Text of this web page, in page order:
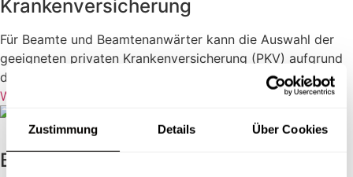
Zustimmung Details Über Cookies
Krankenversicherung
Für Beamte und Beamtenanwärter kann die Auswahl der
geeigneten privaten Krankenversicherung (PKV) aufgrund
der Vielzahl an angebotenen Tarifen zu einer ...
Weiter zum Artikel
Krankenversicherung
Beamtenkrankenversicherung